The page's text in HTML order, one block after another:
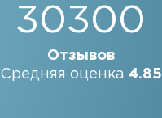
30300
Отзывов
Средняя оценка 4.85